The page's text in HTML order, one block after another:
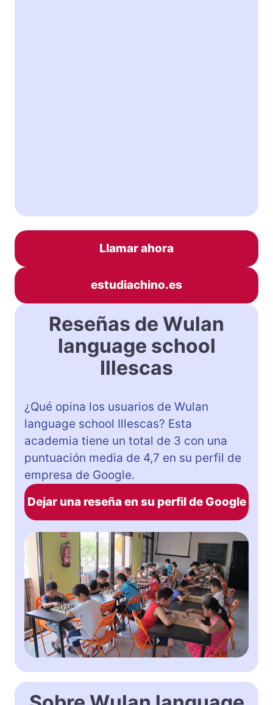
Llamar ahora
estudiachino.es
Reseñas de Wulan
language school
Illescas
¿Qué opina los usuarios de Wulan
language school Illescas? Esta
academia tiene un total de 3 con una
puntuación media de 4,7 en su perfil de
empresa de Google.
Dejar una reseña en su perfil de Google